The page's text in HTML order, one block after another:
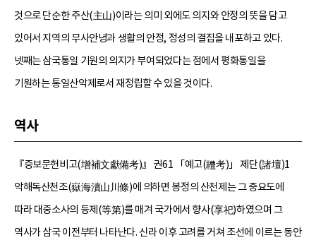
것으로 단순한 주산(主山)이라는 의미 외에도 의지와 안정의 뜻을 담고
있어서 지역의 무사안녕과 생활의 안정, 정성의 결집을 내포하고 있다.
넷째는 삼국통일 기원의 의지가 부여되었다는 점에서 평화통일을
기원하는 통일산악제로서 재정립할 수 있을 것이다.
역사
『증보문헌비고(增補文獻備考)』 권61 「예고(禮考)」 제단(諸壇)1
악해독산천조(嶽海瀆山川條)에 의하면 봉정의 산천제는 그 중요도에
따라 대중소사의 등제(等第)를 매겨 국가에서 향사(享祀)하였으며 그
역사가 삼국 이전부터 나타난다. 신라 이후 고려를 거쳐 조선에 이르는 동안